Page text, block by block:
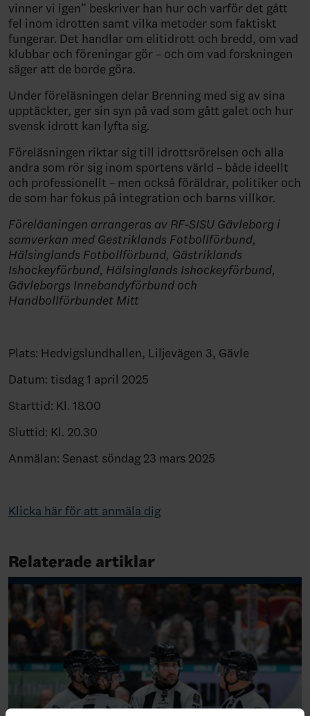
vinner vi igen” beskriver han hur och varför det gått
fel inom idrotten samt vilka metoder som faktiskt
fungerar. Det handlar om elitidrott och bredd, om vad
klubbar och föreningar gör – och om vad forskningen
säger att de borde göra.
Under föreläsningen delar Brenning med sig av sina
upptäckter, ger sin syn på vad som gått galet och hur
svensk idrott kan lyfta sig.
Föreläsningen riktar sig till idrottsrörelsen och alla
andra som rör sig inom sportens värld – både ideellt
och professionellt – men också föräldrar, politiker och
de som har fokus på integration och barns villkor.
Föreläaningen arrangeras av RF-SISU Gävleborg i
samverkan med Gestriklands Fotbollförbund,
Hälsinglands Fotbollförbund, Gästriklands
Ishockeyförbund, Hälsinglands Ishockeyförbund,
Gävleborgs Innebandyförbund och
Handbollförbundet Mitt
Plats: Hedvigslundhallen, Liljevägen 3, Gävle
Datum: tisdag 1 april 2025
Starttid: Kl. 18.00
Sluttid: Kl. 20.30
Anmälan: Senast söndag 23 mars 2025
Klicka här för att anmäla dig
Relaterade artiklar